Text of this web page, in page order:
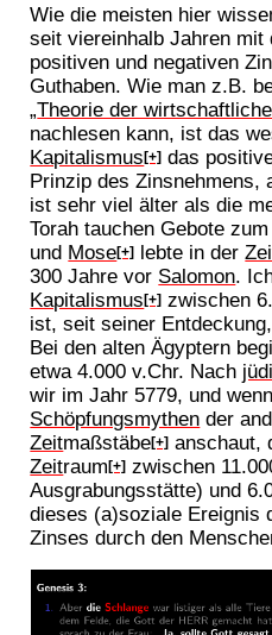
Wie die meisten hier
seit viereinhalb Jahren mit
positiven und negativen
Guthaben. Wie man z.B.
„Theorie der
nachlesen kann, ist das
Kapitalismus[+] das
Prinzip des Zinsnehmens,
ist sehr viel älter als die
Torah tauchen Gebote
und Mose[+] lebte in der
300 Jahre vor Salomon.
Kapitalismus[+] zwischen
ist, seit seiner
Bei den alten Ägyptern
etwa 4.000 v.Chr. Nach
wir im Jahr 5779, und
Schöpfungsmythen der
Zeitmaßstäbe[+] anschaut,
Zeitraum[+] zwischen
Ausgrabungsstätte) und
dieses (a)soziale Ereignis
Zinses durch den